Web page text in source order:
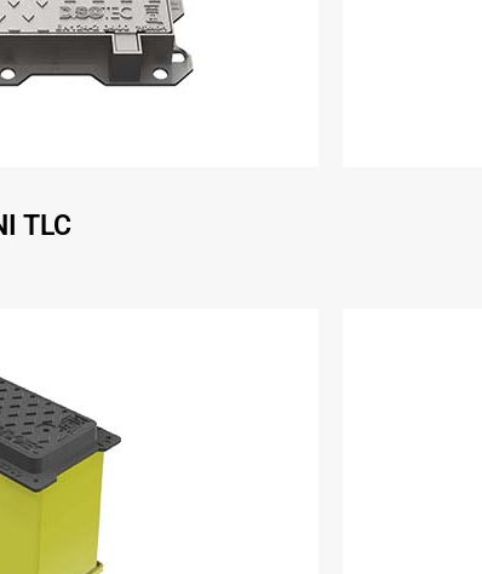
TLC